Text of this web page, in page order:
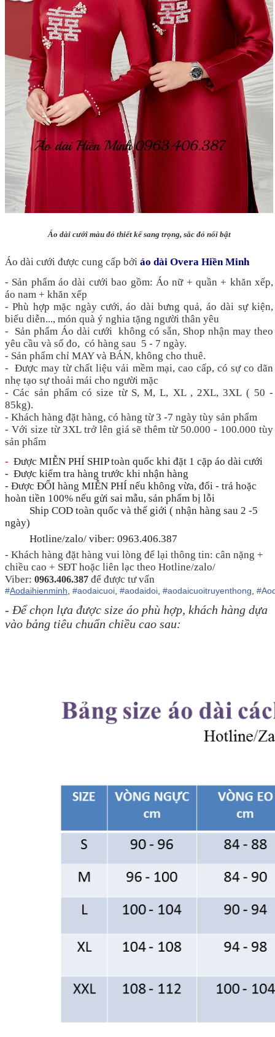
Áo dài cưới màu đỏ thiết kế sang trọng, sắc đỏ nổi bật
Áo dài cưới được cung cấp bởi áo dài Overa Hiền Minh
- Sản phẩm áo dài cưới bao gồm: Áo nữ + quần + khăn xếp,
áo nam + khăn xếp
- Phù hợp mặc ngày cưới, áo dài bưng quả, áo dài sự kiện,
biểu diễn..., món quà ý nghia tặng người thân yêu
- Sản phẩm Áo dài cưới không có sẵn, Shop nhận may theo
yêu cầu và số đo, có hàng sau 5 - 7 ngày.
- Sản phẩm chỉ MAY và BÁN, không cho thuê.
- Được may từ chất liệu vải mềm mại, cao cấp, có sự co dãn
nhẹ tạo sự thoải mái cho người mặc
- Các sản phẩm có size từ S, M, L, XL , 2XL, 3XL ( 50 -
85kg).
- Khách hàng đặt hàng, có hàng từ 3 -7 ngày tùy sản phẩm
- Với size từ 3XL trở lên giá sẽ thêm từ 50.000 - 100.000 tùy
sản phẩm
- Được MIỄN PHÍ SHIP toàn quốc khi đặt 1 cặp áo dài cưới
- Được kiểm tra hàng trước khi nhận hàng
- Được ĐỔI hàng MIỄN PHÍ nếu không vừa, đổi - trả hoặc
hoàn tiền 100% nếu gửi sai mẫu, sản phẩm bị lỗi
Ship COD toàn quốc và thế giới ( nhận hàng sau 2 -5
ngày)
Hotline/zalo/ viber: 0963.406.387
- Khách hàng đặt hàng vui lòng để lại thông tin: cân nặng +
chiều cao + SĐT hoặc liên lạc theo Hotline/zalo/
Viber: 0963.406.387 để được tư vấn
#Aodaihienminh #aodaicuoi #aodaidoi #aodaicuoitruyenthong #
- Để chọn lựa được size áo phù hợp, khách hàng dựa
vào bảng tiêu chuẩn chiều cao sau: